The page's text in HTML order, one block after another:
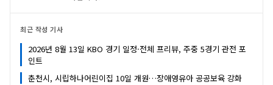
최근 작성 기사
2026년 8월 13일 KBO 경기 일정·전체 프리뷰, 주중 5경기 관전 포
인트
춘천시, 시립하나어린이집 10일 개원…장애영유아 공공보육 강화